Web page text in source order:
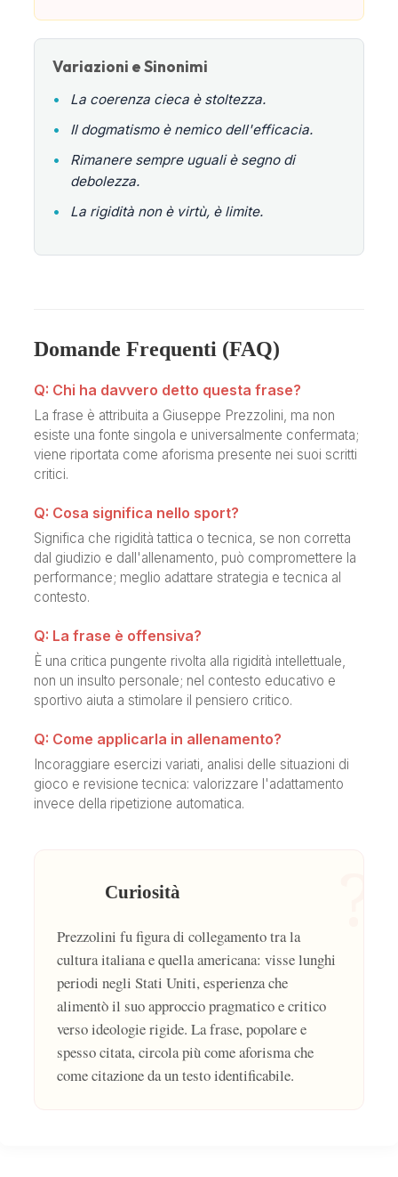
Variazioni e Sinonimi
•
La coerenza cieca è stoltezza.
•
Il dogmatismo è nemico dell'efficacia.
•
Rimanere sempre uguali è segno di
debolezza.
•
La rigidità non è virtù, è limite.
Domande Frequenti (FAQ)
Q: Chi ha davvero detto questa frase?
La frase è attribuita a Giuseppe Prezzolini, ma non
esiste una fonte singola e universalmente confermata;
viene riportata come aforisma presente nei suoi scritti
critici.
Q: Cosa significa nello sport?
Significa che rigidità tattica o tecnica, se non corretta
dal giudizio e dall'allenamento, può compromettere la
performance; meglio adattare strategia e tecnica al
contesto.
Q: La frase è offensiva?
È una critica pungente rivolta alla rigidità intellettuale,
non un insulto personale; nel contesto educativo e
sportivo aiuta a stimolare il pensiero critico.
Q: Come applicarla in allenamento?
Incoraggiare esercizi variati, analisi delle situazioni di
gioco e revisione tecnica: valorizzare l'adattamento
invece della ripetizione automatica.
Curiosità
Prezzolini fu figura di collegamento tra la
cultura italiana e quella americana: visse lunghi
periodi negli Stati Uniti, esperienza che
alimentò il suo approccio pragmatico e critico
verso ideologie rigide. La frase, popolare e
spesso citata, circola più come aforisma che
come citazione da un testo identificabile.